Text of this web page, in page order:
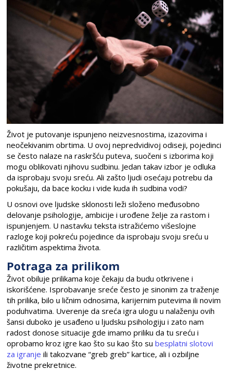
Život je putovanje ispunjeno neizvesnostima, izazovima i
neočekivanim obrtima. U ovoj nepredvidivoj odiseji, pojedinci
se često nalaze na raskršću puteva, suočeni s izborima koji
mogu oblikovati njihovu sudbinu. Jedan takav izbor je odluka
da isprobaju svoju sreću. Ali zašto ljudi osećaju potrebu da
pokušaju, da bace kocku i vide kuda ih sudbina vodi?
U osnovi ove ljudske sklonosti leži složeno međusobno
delovanje psihologije, ambicije i urođene želje za rastom i
ispunjenjem. U nastavku teksta istražićemo višeslojne
razloge koji pokreću pojedince da isprobaju svoju sreću u
različitim aspektima života.
Potraga za prilikom
Život obiluje prilikama koje čekaju da budu otkrivene i
iskorišćene. Isprobavanje sreće često je sinonim za traženje
tih prilika, bilo u ličnim odnosima, karijernim putevima ili novim
poduhvatima. Uverenje da sreća igra ulogu u nalaženju ovih
šansi duboko je usađeno u ljudsku psihologiju i zato nam
radost donose situacije gde imamo priliku da tu sreću i
oprobamo kroz igre kao što su kao što subesplatni slotovi
za igranje ili takozvane “greb greb” kartice, ali i ozbiljne
životne prekretnice.